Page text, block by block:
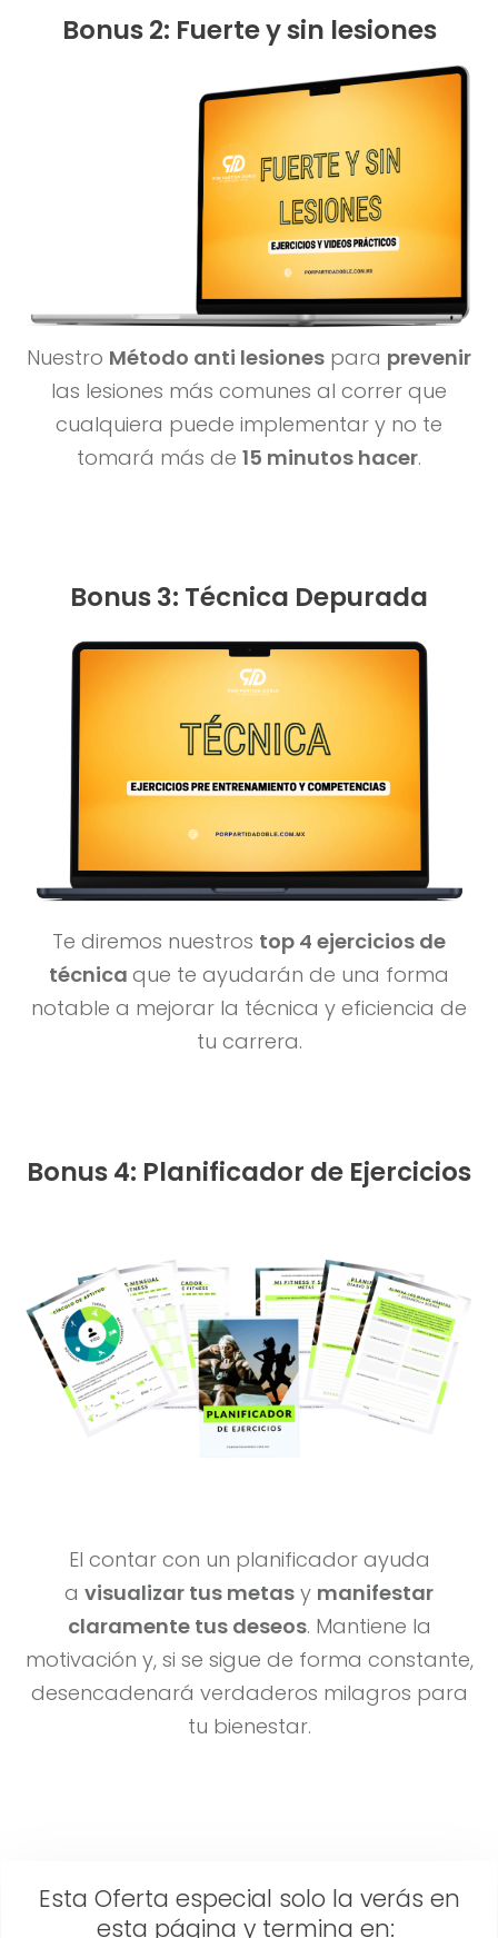
Bonus 2: Fuerte y sin lesiones
Nuestro Método anti lesiones para prevenir
las lesiones más comunes al correr que
cualquiera puede implementar y no te
tomará más de 15 minutos hacer.
Bonus 3: Técnica Depurada
Te diremos nuestros top 4 ejercicios de
técnica que te ayudarán de una forma
notable a mejorar la técnica y eficiencia de
tu carrera.
Bonus 4: Planificador de Ejercicios
El contar con un planificador ayuda
a visualizar tus metas y manifestar
claramente tus deseos. Mantiene la
motivación y, si se sigue de forma constante,
desencadenará verdaderos milagros para
tu bienestar.
Esta Oferta especial solo la verás en
esta página y termina en: